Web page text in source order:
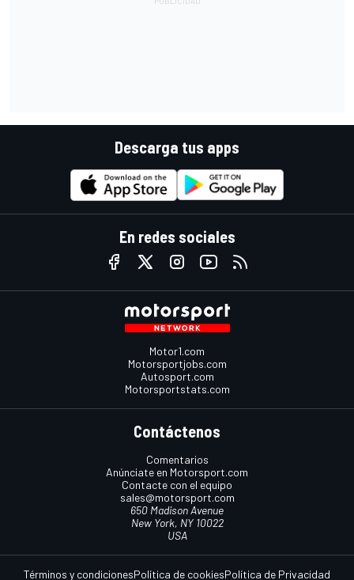
Descarga tus apps
En redes sociales
Motor1.com
Motorsportjobs.com
Autosport.com
Motorsportstats.com
Contáctenos
Comentarios
Anúnciate en Motorsport.com
Contacte con el equipo
sales@motorsport.com
650 Madison Avenue
New York, NY 10022
USA
Términos y condicionesPolítica de cookiesPolítica de Privacidad